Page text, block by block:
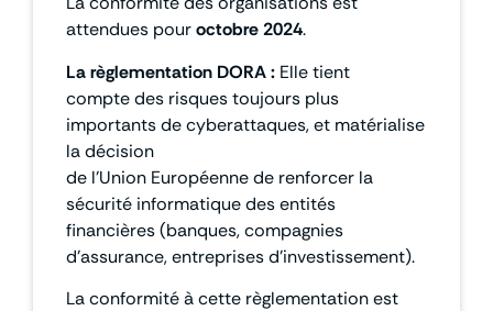
attendues pouroctobre 2024.
La règlementation DORA : Elle tient
compte des risques toujours plus
importants de cyberattaques, et matérialise
la décision
de l’Union Européenne de renforcer la
sécurité informatique des entités
financières (banques, compagnies
d’assurance, entreprises d’investissement).
La conformité à cette règlementation est